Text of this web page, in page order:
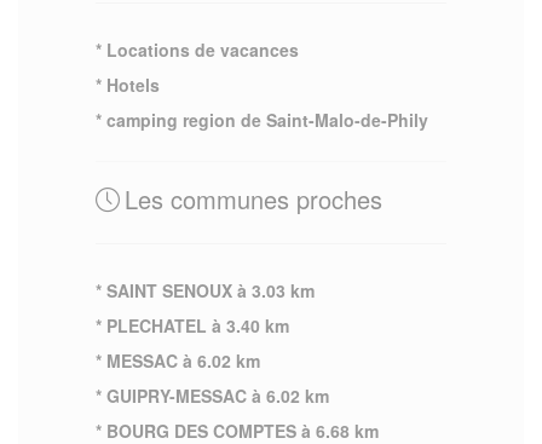
* Locations de vacances
* Hotels
* camping region de Saint-Malo-de-Phily
Les communes proches
* SAINT SENOUX à 3.03 km
* PLECHATEL à 3.40 km
* MESSAC à 6.02 km
* GUIPRY-MESSAC à 6.02 km
* BOURG DES COMPTES à 6.68 km